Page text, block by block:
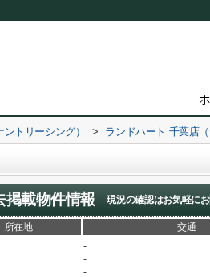
トリーシング） > ランドハート 千葉店
掲載物件情報 現況の確認はお気軽に
所在地 交通
-
-
-